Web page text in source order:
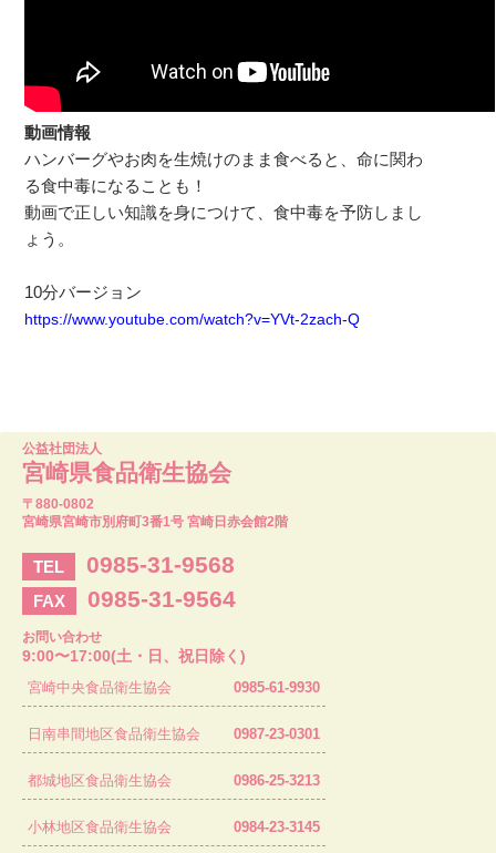
動画情報
ハンバーグやお肉を生焼けのまま食べると、命に関わ
る食中毒になることも！
動画で正しい知識を身につけて、食中毒を予防しまし
ょう。
10分バージョン
https://www.youtube.com/watch?v=YVt-2zach-Q
公益社団法人
宮崎県食品衛生協会
〒880-0802
宮崎県宮崎市別府町3番1号 宮崎日赤会館2階
TEL 0985-31-9568
FAX 0985-31-9564
お問い合わせ
9:00〜17:00(土・日、祝日除く)
宮崎中央食品衛生協会 0985-61-9930
日南串間地区食品衛生協会 0987-23-0301
都城地区食品衛生協会 0986-25-3213
小林地区食品衛生協会 0984-23-3145